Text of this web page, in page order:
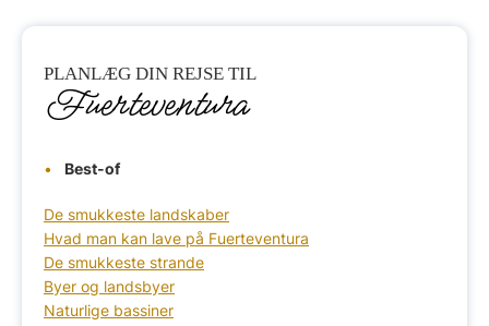
PLANLÆG DIN REJSE TIL
Fuerteventura
Best-of
De smukkeste landskaber
Hvad man kan lave på Fuerteventura
De smukkeste strande
Byer og landsbyer
Naturlige bassiner